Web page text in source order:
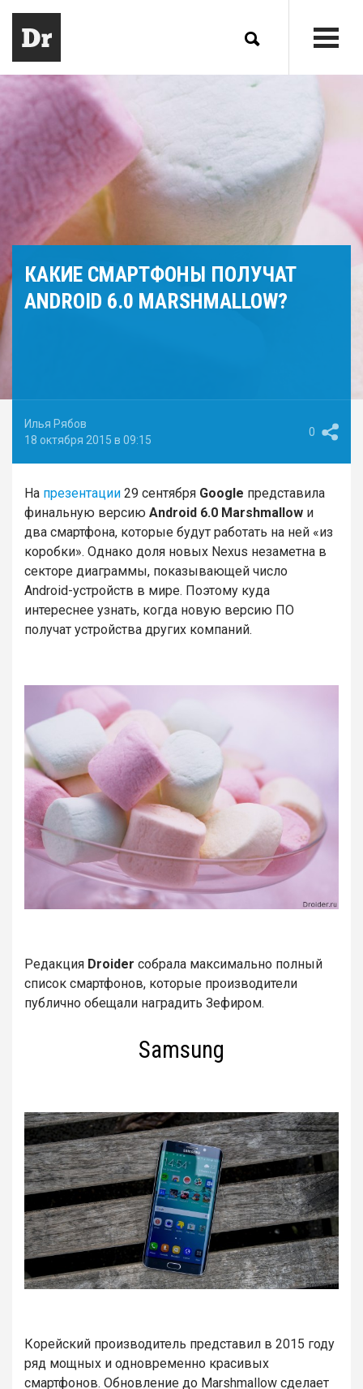
КАКИЕ СМАРТФОНЫ ПОЛУЧАТ
ANDROID 6.0 MARSHMALLOW?
Илья Рябов
18 октября 2015 в 09:15
0
На презентации 29 сентября Google представила
финальную версию Android 6.0 Marshmallow и
два смартфона, которые будут работать на ней «из
коробки». Однако доля новых Nexus незаметна в
секторе диаграммы, показывающей число
Android-устройств в мире. Поэтому куда
интереснее узнать, когда новую версию ПО
получат устройства других компаний.
Редакция Droider собрала максимально полный
список смартфонов, которые производители
публично обещали наградить Зефиром.
Samsung
Корейский производитель представил в 2015 году
ряд мощных и одновременно красивых
смартфонов. Обновление до Marshmallow сделает